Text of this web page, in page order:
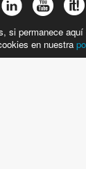
si permanece
en nuestra